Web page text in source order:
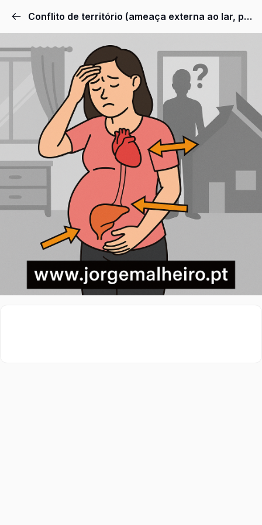
Conflito de território (ameaça externa ao lar, parceiro ou estabilidade).